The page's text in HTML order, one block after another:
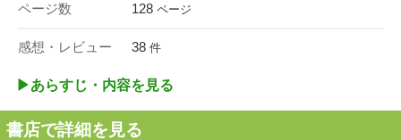
ページ数 128 ページ
感想・レビュー 38 件
▶︎あらすじ・内容を見る
書店で詳細を見る